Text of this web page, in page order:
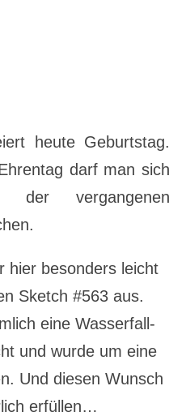
heute Geburtstag.
darf man sich
der vergangenen
hier besonders leicht
Sketch #563 aus.
eine Wasserfall-
und wurde um eine
Und diesen Wunsch
erfüllen…